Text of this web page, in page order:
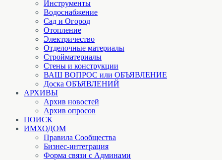
Инструменты
Водоснабжение
Сад и Огород
Отопление
Электричество
Отделочные материалы
Стройматериалы
Стены и конструкции
ВАШ ВОПРОС или ОБЪЯВЛЕНИЕ
Доска ОБЪЯВЛЕНИЙ
АРХИВЫ
Архив новостей
Архив опросов
ПОИСК
ИМХОДОМ
Правила Сообщества
Бизнес-интеграция
Форма связи с Админами